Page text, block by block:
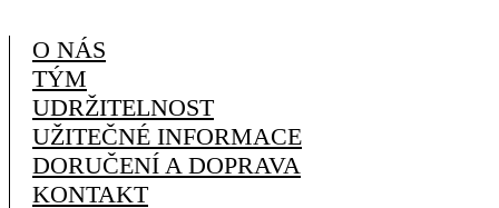
O NÁS
TÝM
UDRŽITELNOST
UŽITEČNÉ INFORMACE
DORUČENÍ A DOPRAVA
KONTAKT